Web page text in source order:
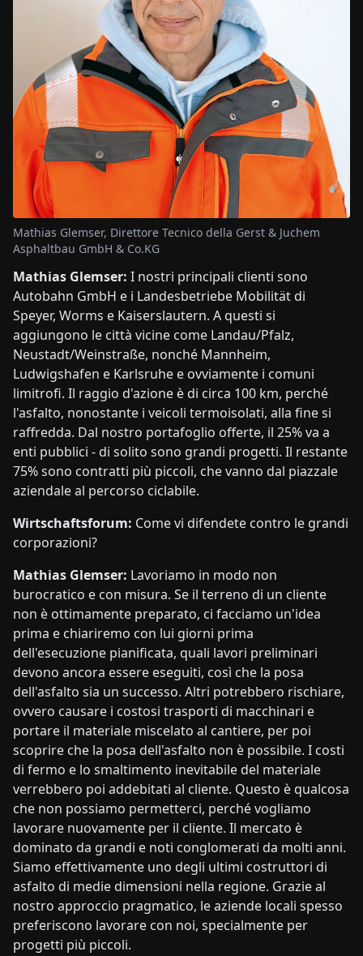
Mathias Glemser, Direttore Tecnico della Gerst & Juchem
Asphaltbau GmbH & Co.KG
Mathias Glemser: I nostri principali clienti sono
Autobahn GmbH e i Landesbetriebe Mobilität di
Speyer, Worms e Kaiserslautern. A questi si
aggiungono le città vicine come Landau/Pfalz,
Neustadt/Weinstraße, nonché Mannheim,
Ludwigshafen e Karlsruhe e ovviamente i comuni
limitrofi. Il raggio d'azione è di circa 100 km, perché
l'asfalto, nonostante i veicoli termoisolati, alla fine si
raffredda. Dal nostro portafoglio offerte, il 25% va a
enti pubblici - di solito sono grandi progetti. Il restante
75% sono contratti più piccoli, che vanno dal piazzale
aziendale al percorso ciclabile.
Wirtschaftsforum: Come vi difendete contro le grandi
corporazioni?
Mathias Glemser: Lavoriamo in modo non
burocratico e con misura. Se il terreno di un cliente
non è ottimamente preparato, ci facciamo un'idea
prima e chiariremo con lui giorni prima
dell'esecuzione pianificata, quali lavori preliminari
devono ancora essere eseguiti, così che la posa
dell'asfalto sia un successo. Altri potrebbero rischiare,
ovvero causare i costosi trasporti di macchinari e
portare il materiale miscelato al cantiere, per poi
scoprire che la posa dell'asfalto non è possibile. I costi
di fermo e lo smaltimento inevitabile del materiale
verrebbero poi addebitati al cliente. Questo è qualcosa
che non possiamo permetterci, perché vogliamo
lavorare nuovamente per il cliente. Il mercato è
dominato da grandi e noti conglomerati da molti anni.
Siamo effettivamente uno degli ultimi costruttori di
asfalto di medie dimensioni nella regione. Grazie al
nostro approccio pragmatico, le aziende locali spesso
preferiscono lavorare con noi, specialmente per
progetti più piccoli.